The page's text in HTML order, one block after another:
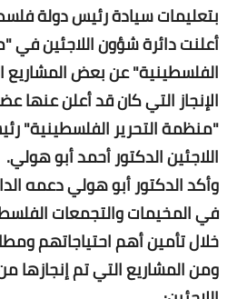
بتعليمات سيادة رئيس دولة
أعلنت دائرة شؤون اللاجئين في
الفلسطينية" عن بعض المشاريع
الإنجاز التي كان قد أعلن عنها
"منظمة التحرير الفلسطينية"
اللاجئين الدكتور أحمد أبو هولي.
وأكد الدكتور أبو هولي دعمه
في المخيمات والتجمعات
خلال تأمين أهم احتياجاتهم
ومن المشاريع التي تم إنجازها